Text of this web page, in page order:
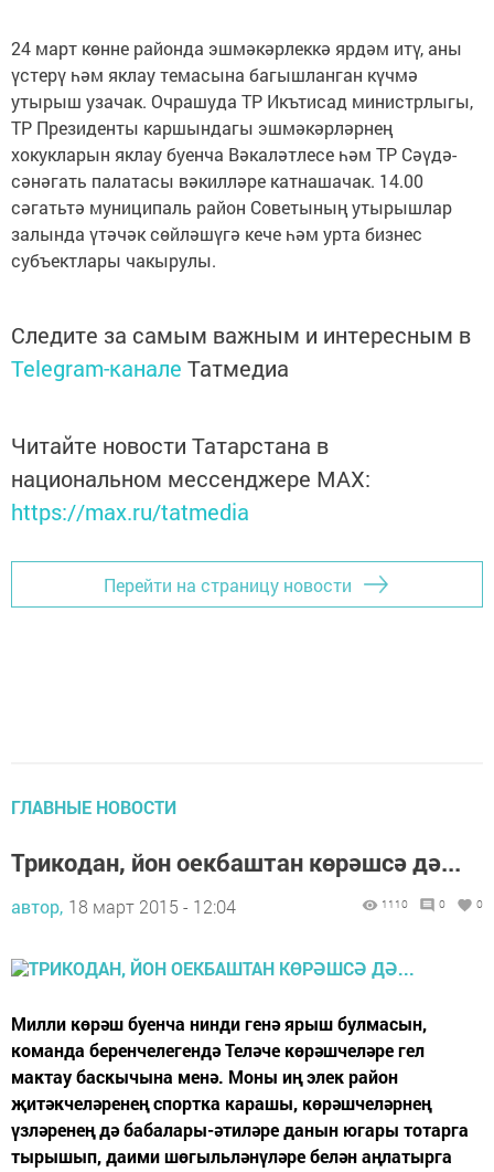
24 март көнне районда эшмәкәрлеккә ярдәм итү, аны
үстерү һәм яклау темасына багышланган күчмә
утырыш узачак. Очрашуда ТР Икътисад министрлыгы,
ТР Президенты каршындагы эшмәкәрләрнең
хокукларын яклау буенча Вәкаләтлесе һәм ТР Сәүдә-
сәнәгать палатасы вәкилләре катнашачак. 14.00
сәгатьтә муниципаль район Советының утырышлар
залында үтәчәк сөйләшүгә кече һәм урта бизнес
субъектлары чакырулы.
Следите за самым важным и интересным в
Telegram-канале Татмедиа
Читайте новости Татарстана в
национальном мессенджере MАХ:
https://max.ru/tatmedia
Перейти на страницу новости
ГЛАВНЫЕ НОВОСТИ
Трикодан, йон оекбаштан көрәшсә дә...
автор, 18 март 2015 - 12:04 1110 0 0
Милли көрәш буенча нинди генә ярыш булмасын,
команда беренчелегендә Теләче көрәшчеләре гел
мактау баскычына менә. Моны иң элек район
җитәкчеләренең спортка карашы, көрәшчеләрнең
үзләренең дә бабалары-әтиләре данын югары тотарга
тырышып, даими шөгыльләнүләре белән аңлатырга